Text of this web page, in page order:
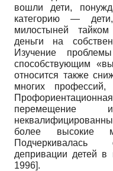
вошли дети,
категорию —
милостыней
деньги на
Изучение
способствующим
относится также
многих
перемещение
более высокие
Подчеркивалась
депривации детей в
1996].